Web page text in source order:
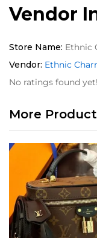
Vendor
Store Name: Ethnic
Vendor: Ethnic
No ratings found yet!
More